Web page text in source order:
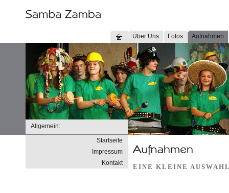
Über Uns Fotos Aufnahmen
Allgemein:
Startseite
Impressum
Kontakt
EINE KLEINE